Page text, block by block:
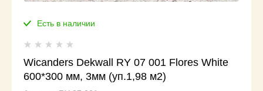
Есть в наличии
Wicanders Dekwall RY 07 001 Flores White
600*300 мм, 3мм (уп.1,98 м2)